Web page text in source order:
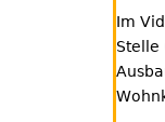
Im
Stelle